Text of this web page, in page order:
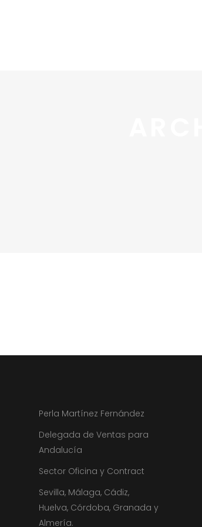
Perla Martínez Fernández
Delegada de Ventas para
Andalucía
Sector Oficina y Contract
Sevilla, Málaga, Cádiz,
Huelva, Córdoba, Granada y
Almería.